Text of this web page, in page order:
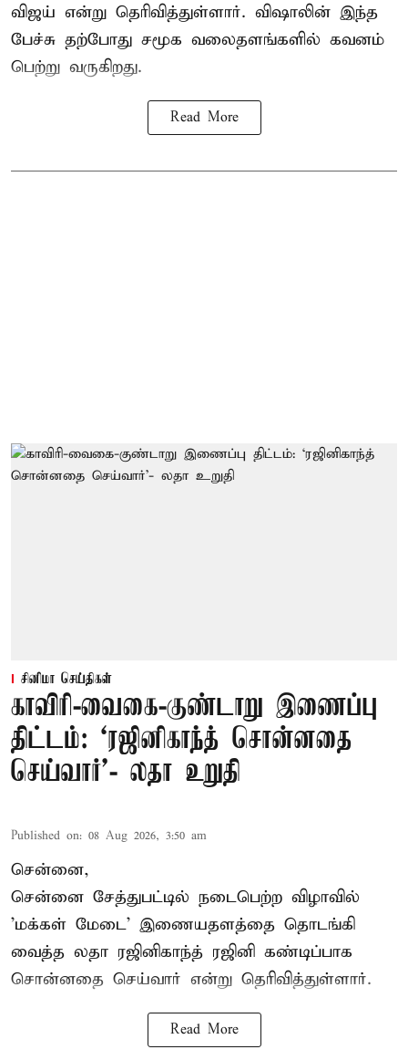
விஜய் என்று தெரிவித்துள்ளார். விஷாலின் இந்த
பேச்சு தற்போது சமூக வலைதளங்களில் கவனம்
பெற்று வருகிறது.
Read More
சினிமா செய்திகள்
காவிரி-வைகை-குண்டாறு இணைப்பு
திட்டம்: ‘ரஜினிகாந்த் சொன்னதை
செய்வார்’- லதா உறுதி
Published on: 08 Aug 2026, 3:50 am
சென்னை,
சென்னை சேத்துபட்டில் நடைபெற்ற விழாவில்
'மக்கள் மேடை' இணையதளத்தை தொடங்கி
வைத்த லதா ரஜினிகாந்த் ரஜினி கண்டிப்பாக
சொன்னதை செய்வார் என்று தெரிவித்துள்ளார்.
Read More